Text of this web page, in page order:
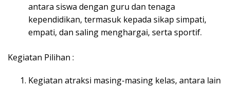
antara siswa dengan guru dan tenaga
kependidikan, termasuk kepada sikap simpati,
empati, dan saling menghargai, serta sportif.
Kegiatan Pilihan :
Kegiatan atraksi masing-masing kelas, antara lain